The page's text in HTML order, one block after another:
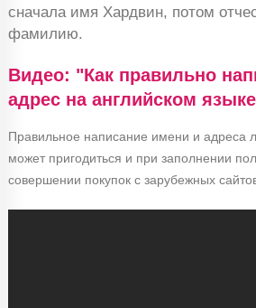
сначала имя Хардвин, потом
фамилию.
Видео: "Как правильно
адрес на английском
Правильное написание имени и адреса
может пригодиться и при заполнении
совершении покупок с зарубежных